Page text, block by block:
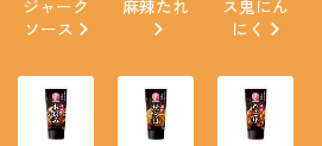
ジャーク
ソース
麻辣たれ
ス鬼にん
にく